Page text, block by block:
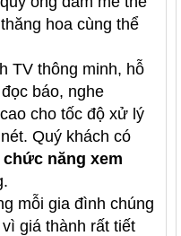
hoa cùng thể
TV thông minh, hỗ
báo, nghe
cho tốc độ xử lý
Quý khách có
chức năng xem
mỗi gia đình chúng
giá thành rất tiết